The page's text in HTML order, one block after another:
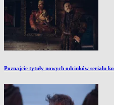
Poznajcie tytuły nowych odcinków serialu